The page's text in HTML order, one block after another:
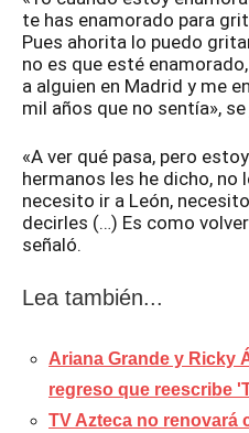
te has enamorado para
Pues ahorita lo puedo
no es que esté
a alguien en Madrid y me
mil años que no sentía»,
«A ver qué pasa, pero
hermanos les he dicho, no
necesito ir a León,
decirles (…) Es como
señaló.
Lea también...
Ariana Grande y Ricky
regreso que reescribe
TV Azteca no renovará